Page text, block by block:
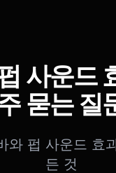
사운드
묻는 질
와 펍 사운드 효
든 것